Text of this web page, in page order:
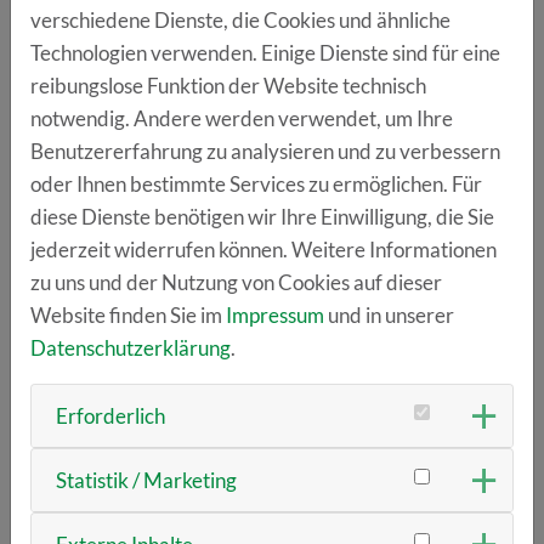
auch im europäischen Kontext.“
AIR steht für Artificial Intelligence Regensburg und
wurde als interdisziplinäre Plattform 2020 von der
Stadt Regensburg für die Anwendung, Erprobung und
Skalierung von KI-Lösungen gegründet. 2024 wurde
das Management des Clusters der städtischen Tochter
TechBase Regensburg GmbH übertragen. Mit der
Aufnahme in das Programm gehört AIR nun zu den
leistungsfähigsten Innovationsclustern Deutschlands.
Pressekontakt:
Maria Hirschberger
Marketing AIR Artificial Intelligence Regensburg
verschiedene Dienste, die Cookies und ähnliche
Technologien verwenden. Einige Dienste sind für eine
reibungslose Funktion der Website technisch
notwendig. Andere werden verwendet, um Ihre
Benutzererfahrung zu analysieren und zu verbessern
oder Ihnen bestimmte Services zu ermöglichen. Für
diese Dienste benötigen wir Ihre Einwilligung, die Sie
jederzeit widerrufen können. Weitere Informationen
zu uns und der Nutzung von Cookies auf dieser
Website finden Sie im Impressum und in unserer
Datenschutzerklärung.
Erforderlich
Statistik / Marketing